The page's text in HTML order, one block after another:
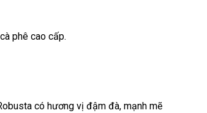
phê cao cấp.
có hương vị đậm đà, mạnh mẽ